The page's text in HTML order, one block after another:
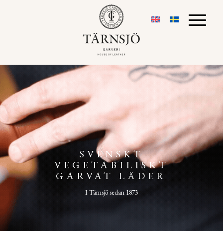
SVENSKT
VEGETABILISKT
GARVAT LÄDER
I Tärnsjö sedan 1873